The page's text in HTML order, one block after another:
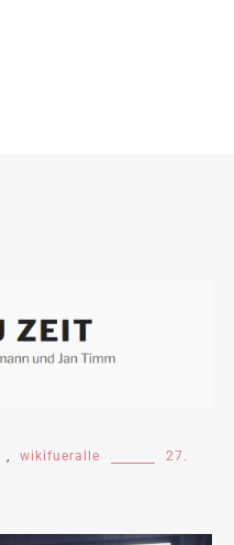
, wikifueralle
27.